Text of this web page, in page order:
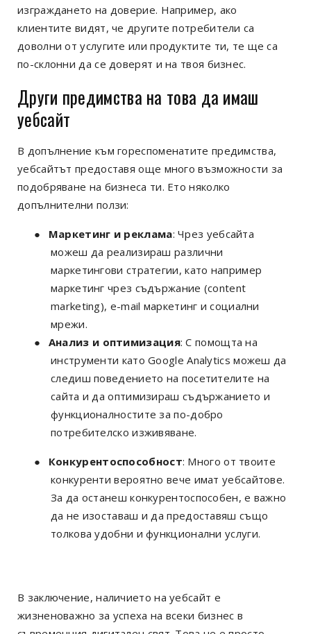
изграждането на доверие. Например, ако
клиентите видят, че другите потребители са
доволни от услугите или продуктите ти, те ще са
по-склонни да се доверят и на твоя бизнес.
Други предимства на това да имаш
уебсайт
В допълнение към гореспоменатите предимства,
уебсайтът предоставя още много възможности за
подобряване на бизнеса ти. Ето няколко
допълнителни ползи:
● Маркетинг и реклама: Чрез уебсайта
можеш да реализираш различни
маркетингови стратегии, като например
маркетинг чрез съдържание (content
marketing), e-mail маркетинг и социални
мрежи.
●
Анализ и оптимизация: С помощта на
инструменти като Google Analytics можеш да
следиш поведението на посетителите на
сайта и да оптимизираш съдържанието и
функционалностите за по-добро
потребителско изживяване.
● Конкурентоспособност: Много от твоите
конкуренти вероятно вече имат уебсайтове.
За да останеш конкурентоспособен, е важно
да не изоставаш и да предоставяш също
толкова удобни и функционални услуги.
В заключение, наличието на уебсайт е
жизненоважно за успеха на всеки бизнес в